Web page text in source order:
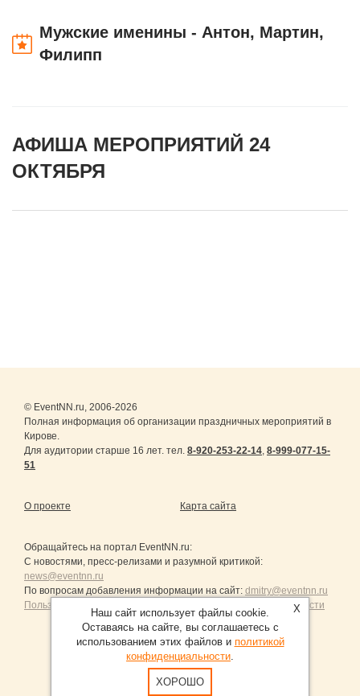
Мужские именины - Антон, Мартин,
Филипп
АФИША МЕРОПРИЯТИЙ 24
ОКТЯБРЯ
© EventNN.ru, 2006-2026
Полная информация об организации праздничных мероприятий в
Кирове.
Для аудитории старше 16 лет. тел. 8-920-253-22-14, 8-999-077-15-
51
О проекте Карта сайта
Обращайтесь на портал EventNN.ru:
С новостями, пресс-релизами и разумной критикой:
news@eventnn.ru
По вопросам добавления информации на сайт: dmitry@eventnn.ru
Пользовательское Соглашение и политика конфиденциальности
Продвижение сайтов Санкт-Петербург
X
Наш сайт использует файлы cookie.
Оставаясь на сайте, вы соглашаетесь с
использованием этих файлов и политикой
конфиденциальности.
ХОРОШО